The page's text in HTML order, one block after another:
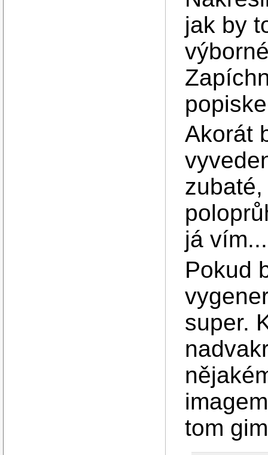
jak by
Akorát
já vím...
Pokud
super.
tom